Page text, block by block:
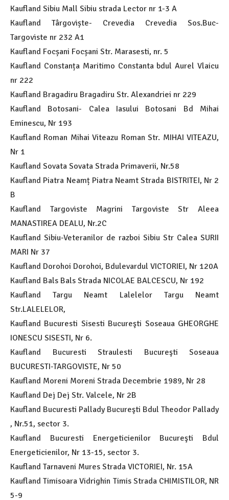
Kaufland Sibiu Mall Sibiu strada Lector nr 1-3 A
Kaufland Târgoviște- Crevedia Crevedia Sos.Buc-
Targoviste nr 232 A1
Kaufland Focșani Focșani Str. Marasesti, nr. 5
Kaufland Constanța Maritimo Constanta bdul Aurel Vlaicu
nr 222
Kaufland Bragadiru Bragadiru Str. Alexandriei nr 229
Kaufland Botosani- Calea Iasului Botosani Bd Mihai
Eminescu, Nr 193
Kaufland Roman Mihai Viteazu Roman Str. MIHAI VITEAZU,
Nr 1
Kaufland Sovata Sovata Strada Primaverii, Nr.58
Kaufland Piatra Neamț Piatra Neamt Strada BISTRITEI, Nr 2
B
Kaufland Targoviste Magrini Targoviste Str Aleea
MANASTIREA DEALU, Nr.2C
Kaufland Sibiu-Veteranilor de razboi Sibiu Str Calea SURII
MARI Nr 37
Kaufland Dorohoi Dorohoi, Bdulevardul VICTORIEI, Nr 120A
Kaufland Bals Bals Strada NICOLAE BALCESCU, Nr 192
Kaufland Targu Neamt Lalelelor Targu Neamt
Str.LALELELOR,
Kaufland Bucuresti Sisesti Bucureşti Soseaua GHEORGHE
IONESCU SISESTI, Nr 6.
Kaufland Bucuresti Straulesti Bucureşti Soseaua
BUCURESTI-TARGOVISTE, Nr 50
Kaufland Moreni Moreni Strada Decembrie 1989, Nr 28
Kaufland Dej Dej Str. Valcele, Nr 2B
Kaufland Bucuresti Pallady Bucureşti Bdul Theodor Pallady
, Nr.51, sector 3.
Kaufland Bucuresti Energeticienilor Bucureşti Bdul
Energeticienilor, Nr 13-15, sector 3.
Kaufland Tarnaveni Mures Strada VICTORIEI, Nr. 15A
Kaufland Timisoara Vidrighin Timis Strada CHIMISTILOR, NR
5-9